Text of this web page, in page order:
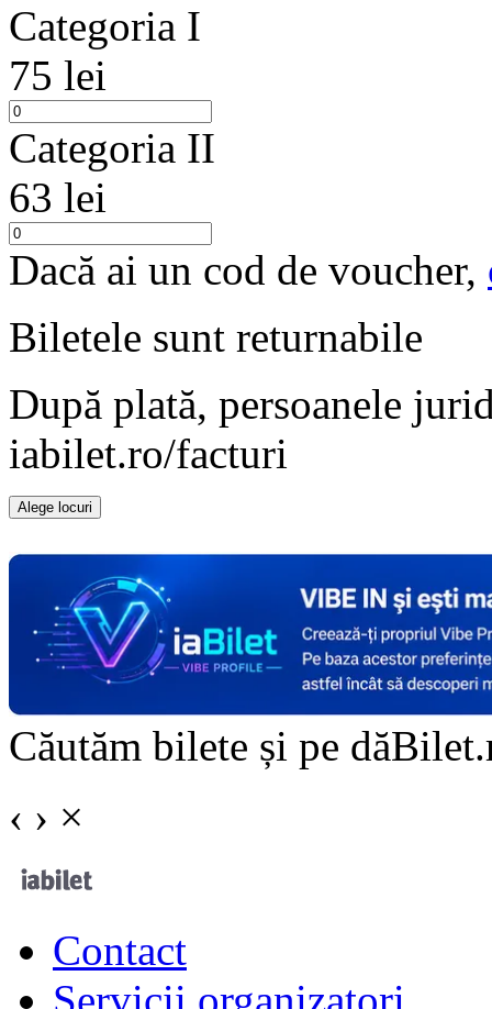
Categoria I
75 lei
Categoria II
63 lei
Dacă ai un cod de voucher,
Biletele sunt returnabile
După plată, persoanele
iabilet.ro/facturi
Alege locuri
Căutăm bilete și pe
‹ › ×
Contact
Servicii organizatori